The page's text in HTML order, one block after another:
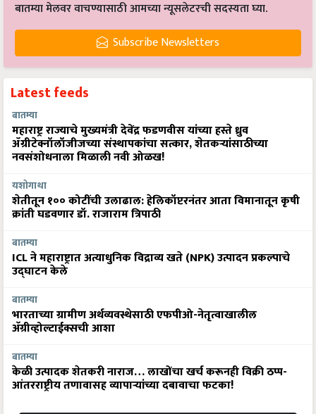
बातम्या मेलवर वाचण्यासाठी आमच्या न्यूसलेटरची सदस्यता घ्या.
Subscribe Newsletters
Latest feeds
बातम्या
महाराष्ट्र राज्याचे मुख्यमंत्री देवेंद्र फडणवीस यांच्या हस्ते ध्रुव
ॲग्रीटेक्नॉलॉजीजच्या संस्थापकांचा सत्कार, शेतकऱ्यांसाठीच्या
नवसंशोधनाला मिळाली नवी ओळख!
यशोगाथा
शेतीतून १०० कोटींची उलाढाल: हेलिकॉप्टरनंतर आता विमानातून कृषी
क्रांती घडवणार डॉ. राजाराम त्रिपाठी
बातम्या
ICL ने महाराष्ट्रात अत्याधुनिक विद्राव्य खते (NPK) उत्पादन प्रकल्पाचे
उद्घाटन केले
बातम्या
भारताच्या ग्रामीण अर्थव्यवस्थेसाठी एफपीओ-नेतृत्वाखालील
अ‍ॅग्रीव्होल्टाईक्सची आशा
बातम्या
केळी उत्पादक शेतकरी नाराज… लाखोंचा खर्च करूनही विक्री ठप्प-
आंतरराष्ट्रीय तणावासह व्यापाऱ्यांच्या दबावाचा फटका!